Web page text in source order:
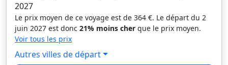
2027
Le prix moyen de ce voyage est de 364 €. Le départ du 2
juin 2027 est donc 21% moins cher que le prix moyen.
Voir tous les prix
Autres villes de départ